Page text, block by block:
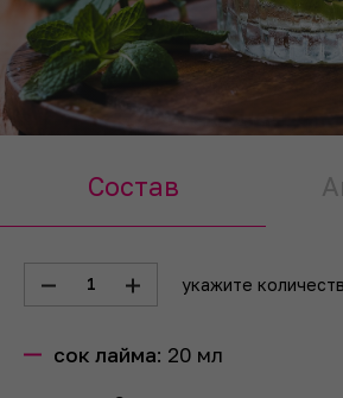
Состав
1 укажите
сок лайма: 20 мл